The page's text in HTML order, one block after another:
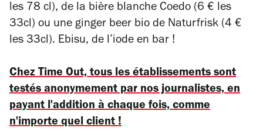
les 78 cl), de la bière blanche Coedo (6 € les
33cl) ou une ginger beer bio de Naturfrisk (4 €
les 33cl). Ebisu, de l’iode en bar !
Chez Time Out, tous les établissements sont
testés anonymement par nos journalistes, en
payant l'addition à chaque fois, comme
n'importe quel client !